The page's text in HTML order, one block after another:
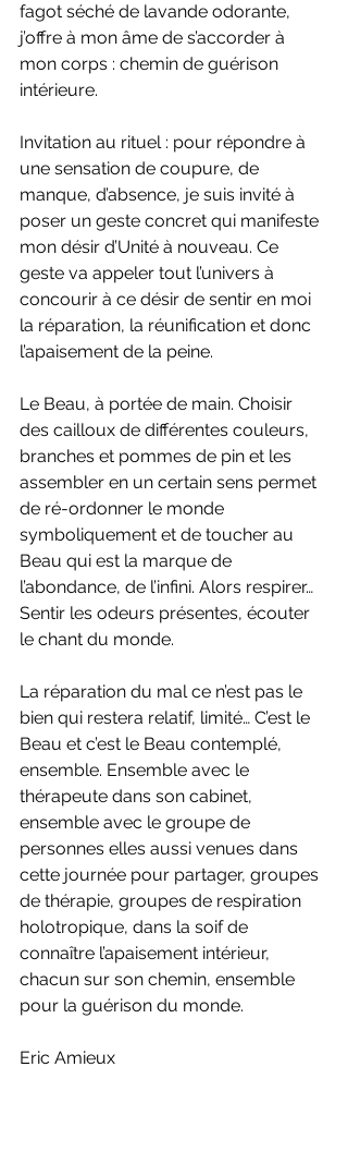
fagot séché de lavande odorante,
j’offre à mon âme de s’accorder à
mon corps : chemin de guérison
intérieure.
Invitation au rituel : pour répondre à
une sensation de coupure, de
manque, d’absence, je suis invité à
poser un geste concret qui manifeste
mon désir d’Unité à nouveau. Ce
geste va appeler tout l’univers à
concourir à ce désir de sentir en moi
la réparation, la réunification et donc
l’apaisement de la peine.
Le Beau, à portée de main. Choisir
des cailloux de différentes couleurs,
branches et pommes de pin et les
assembler en un certain sens permet
de ré-ordonner le monde
symboliquement et de toucher au
Beau qui est la marque de
l’abondance, de l’infini. Alors respirer…
Sentir les odeurs présentes, écouter
le chant du monde.
La réparation du mal ce n’est pas le
bien qui restera relatif, limité… C’est le
Beau et c’est le Beau contemplé,
ensemble. Ensemble avec le
thérapeute dans son cabinet,
ensemble avec le groupe de
personnes elles aussi venues dans
cette journée pour partager, groupes
de thérapie, groupes de respiration
holotropique, dans la soif de
connaître l’apaisement intérieur,
chacun sur son chemin, ensemble
pour la guérison du monde.
Eric Amieux